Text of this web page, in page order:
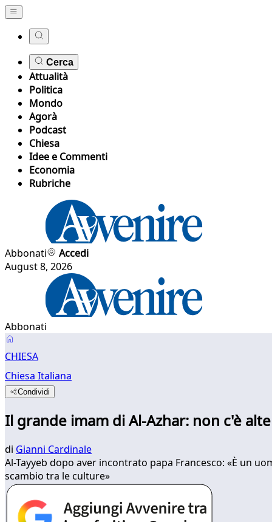
Cerca
Attualità
Politica
Mondo
Agorà
Podcast
Chiesa
Idee e Commenti
Economia
Rubriche
Abbonati
Accedi
August 8, 2026
Abbonati
CHIESA
Chiesa Italiana
Condividi
Il grande imam di Al-Azhar: non c'è
di Gianni Cardinale
Al-Tayyeb dopo aver incontrato papa Francesco: «È un
scambio tra le culture»